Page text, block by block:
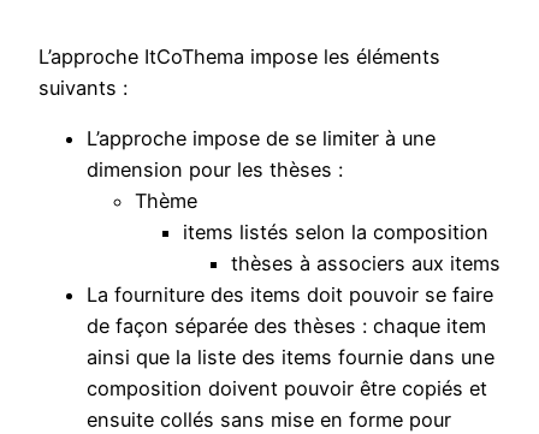
L’approche ItCoThema impose les éléments
suivants :
L’approche impose de se limiter à une
dimension pour les thèses :
Thème
items listés selon la composition
thèses à associers aux items
La fourniture des items doit pouvoir se faire
de façon séparée des thèses : chaque item
ainsi que la liste des items fournie dans une
composition doivent pouvoir être copiés et
ensuite collés sans mise en forme pour